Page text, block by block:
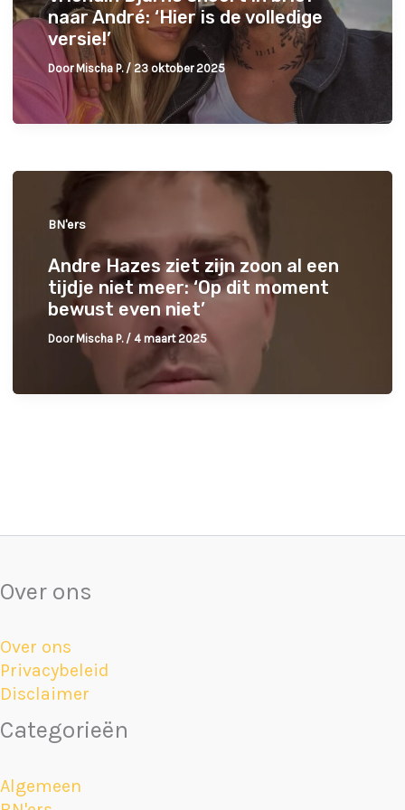
naar André: ‘Hier is de volledige
versie!’
Door Mischa P. /23 oktober 2025
BN'ers
Andre Hazes ziet zijn zoon al een
tijdje niet meer: ‘Op dit moment
bewust even niet’
DoorMischa P. / 4 maart 2025
Over ons
Over ons
Privacybeleid
Disclaimer
Categorieën
Algemeen